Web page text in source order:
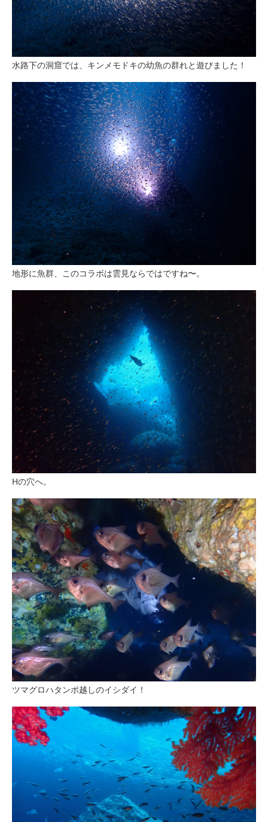
水路下の洞窟では、キンメモドキの幼魚の群れと遊びました！
地形に魚群、このコラボは雲見ならではですね〜。
Hの穴へ。
ツマグロハタンポ越しのイシダイ！